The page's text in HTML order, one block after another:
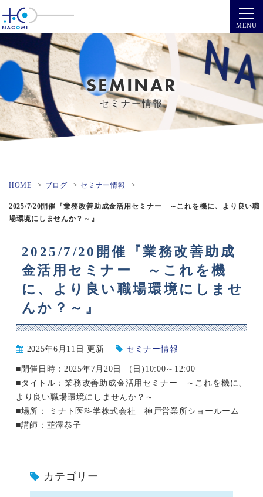
SEMINAR
セミナー情報
HOME ブログ セミナー情報
2025/7/20開催『業務改善助成金活用セミナー ～これを機に、より良い職
場環境にしませんか？～』
2025/7/20開催『業務改善助成
金活用セミナー ～これを機
に、より良い職場環境にしませ
んか？～』
2025年6月11日 更新 セミナー情報
■開催日時：2025年7月20日 （日)10:00～12:00
■タイトル：業務改善助成金活用セミナー ～これを機に、
より良い職場環境にしませんか？～
■場所： ミナト医科学株式会社 神戸営業所ショールーム
■講師：韮澤恭子
カテゴリー